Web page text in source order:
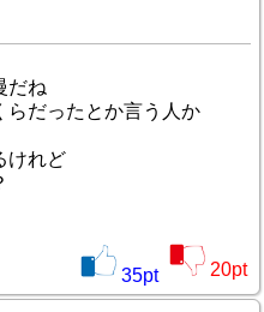
だね
らだったとか言う人か
けれど
35pt 20pt